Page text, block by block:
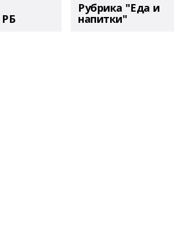
Рубрика "Еда и
напитки"